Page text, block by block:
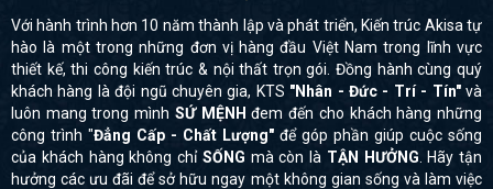
Với hành trình hơn 10 năm thành lập và phát triển, Kiến trúc Akisa tự
hào là một trong những đơn vị hàng đầu Việt Nam trong lĩnh vực
thiết kế, thi công kiến trúc & nội thất trọn gói. Đồng hành cùng quý
khách hàng là đội ngũ chuyên gia, KTS "Nhân - Đức - Trí - Tín"và
luôn mang trong mình SỨ MỆNH đem đến cho khách hàng những
công trình "Đẳng Cấp - Chất Lượng" để góp phần giúp cuộc sống
của khách hàng không chỉ SỐNG mà còn là TẬN HƯỞNG . Hãy tận
hưởng các ưu đãi để sở hữu ngay một không gian sống và làm việc